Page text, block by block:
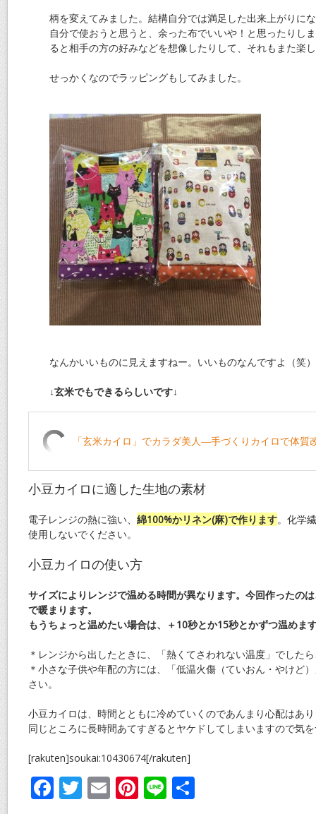
柄を変えてみました。結構自分では満足した出来上がりに
自分で使おうと思うと、余った布でいいや！と思ったりし
ると相手の方の好みなどを想像したりして、それもまた楽
せっかくなのでラッピングもしてみました。
なんかいいものに見えますねー。いいものなんですよ（笑）
↓玄米でもできるらしいです↓
「玄米カイロ」でカラダ美人―手づくりカイロで体質
小豆カイロに適した生地の素材
電子レンジの熱に強い、 綿100%かリネン(麻)で作ります。化学
使用しないでください。
小豆カイロの使い方
サイズによりレンジで温める時間が異なります。今回作ったの
で暖まります。
もうちょっと温めたい場合は、＋10秒とか15秒とかずつ温めま
＊レンジから出したときに、「熱くてさわれない温度」でした
＊小さな子供や年配の方には、「低温火傷（ていおん・やけど
さい。
小豆カイロは、時間とともに冷めていくのであんまり心配はあ
同じところに長時間あてすぎるとヤケドしてしまいますので気
[rakuten]soukai:10430674[/rakuten]
F T E Pi Li